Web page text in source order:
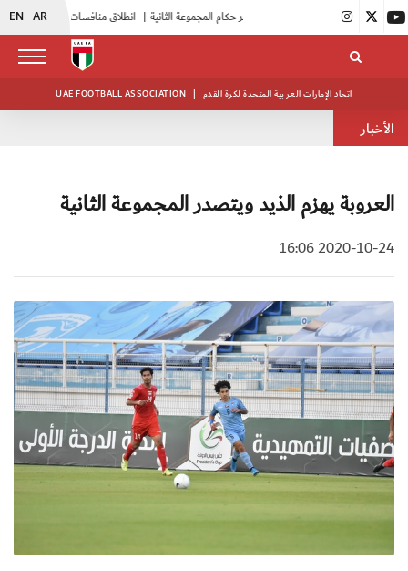
EN AR انطلاق منافسات بطولة النخبة لحرس الرئاسة | بدء فعاليات معسكر حكام المجموعة الثانية |
UAE FOOTBALL ASSOCIATION | اتحاد الإمارات العربية المتحدة لكرة القدم
الأخبار
العروبة يهزم الذيد ويتصدر المجموعة الثانية
2020-10-24 16:06